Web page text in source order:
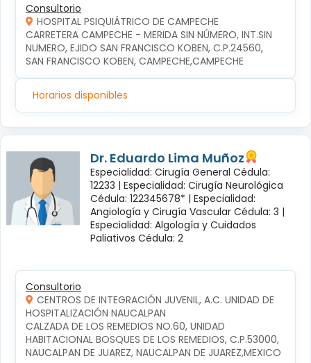
Consultorio
HOSPITAL PSIQUIÁTRICO DE CAMPECHE
CARRETERA CAMPECHE - MERIDA SIN NÚMERO, INT.SIN
NUMERO, EJIDO SAN FRANCISCO KOBEN, C.P.24560,
SAN FRANCISCO KOBEN, CAMPECHE,CAMPECHE
Horarios disponibles
Dr. Eduardo Lima Muñoz
Especialidad: Cirugía General Cédula:
12233 | Especialidad: Cirugía Neurológica
Cédula: 122345678* | Especialidad:
Angiología y Cirugía Vascular Cédula: 3 |
Especialidad: Algología y Cuidados
Paliativos Cédula: 2
Consultorio
CENTROS DE INTEGRACIÓN JUVENIL, A.C. UNIDAD DE
HOSPITALIZACIÓN NAUCALPAN
CALZADA DE LOS REMEDIOS NO.60, UNIDAD
HABITACIONAL BOSQUES DE LOS REMEDIOS, C.P.53000,
NAUCALPAN DE JUAREZ, NAUCALPAN DE JUAREZ,MEXICO